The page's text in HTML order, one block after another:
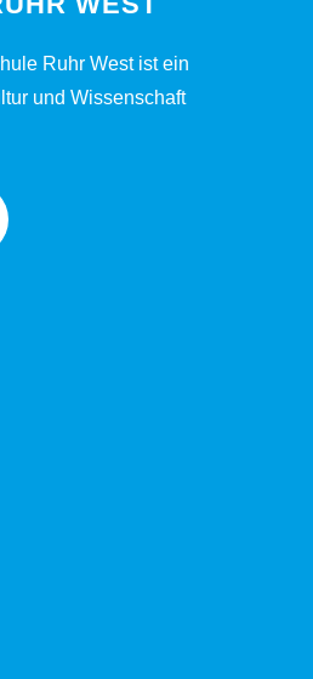
Ruhr West ist ein
und Wissenschaft